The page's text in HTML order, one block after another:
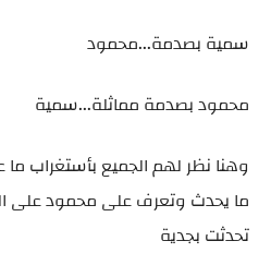
سمية بصدمة...محمود
محمود بصدمة مماثلة...سمية
وهنا نظر لهم الجميع بأستغراب
ما يحدث وتعرف على محمود على
تحدثت بجدية